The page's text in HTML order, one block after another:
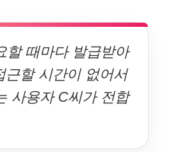
할 때마다 발급받아
근할 시간이 없어서
사용자 C씨가 전합